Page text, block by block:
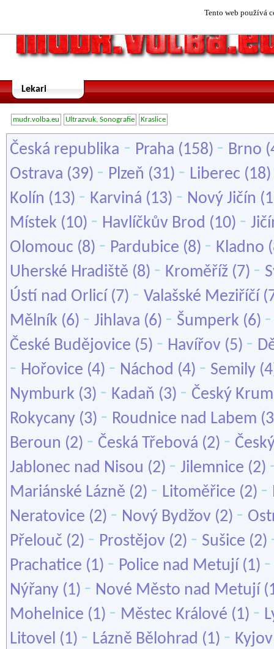
Tento web používá
Lekari
mudr.volba.eu Ultrazvuk, Sonografie Kraslice
Česká republika - Praha (158) - Brno
Ostrava (39) - Plzeň (31) - Liberec (18)
Kolín (13) - Karviná (13) - Nový Jičín
Místek (10) - Havlíčkův Brod (10) -
Olomouc (8) - Pardubice (8) - Kladno
Uherské Hradiště (8) - Kroměříž (7) -
Ústí nad Orlicí (7) - Valašské Meziříčí
Mělník (6) - Jihlava (6) - Šumperk (6)
České Budějovice (5) - Havířov (5) -
- Hořovice (4) - Náchod (4) - Semily
Nymburk (3) - Kadaň (3) - Český
Rokycany (3) - Roudnice nad Labem
Beroun (2) - Česká Třebová (2) -
Jablonec nad Nisou (2) - Jilemnice (2)
Mariánské Lázně (2) - Litoměřice (2) -
Neratovice (2) - Nový Bydžov (2) -
Přelouč (2) - Prostějov (2) - Sušice (2)
Prachatice (1) - Police nad Metují (1)
Nýřany (1) - Nové Město nad Metují
Mohelnice (1) - Městec Králové (1) -
Litovel (1) - Lázně Bělohrad (1) - Kyjov